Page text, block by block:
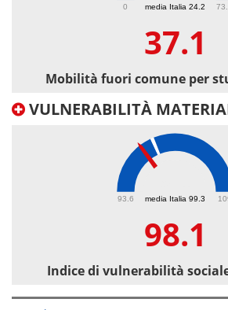
media Italia 24.2
0
37.1
Mobilità fuori comune per
VULNERABILITÀ
media Italia 99.3
93.6
98.1
Indice di vulnerabilità